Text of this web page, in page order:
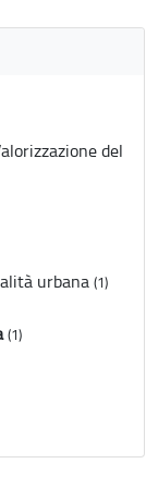
del
urbana (1)
(1)